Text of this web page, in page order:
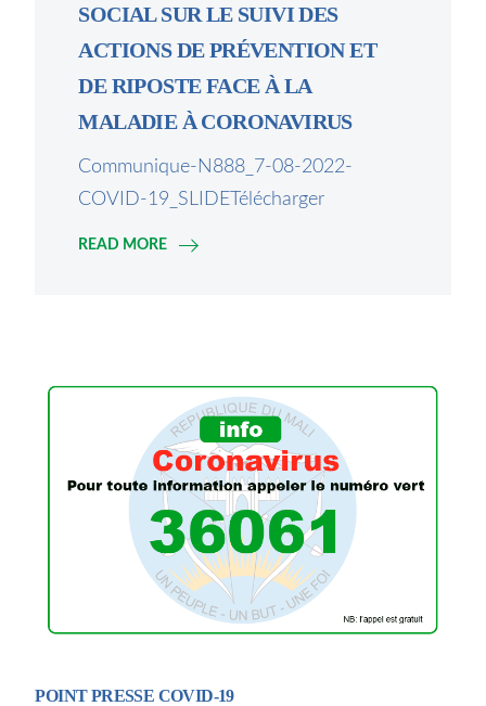
SOCIAL SUR LE SUIVI DES
ACTIONS DE PRÉVENTION ET
DE RIPOSTE FACE À LA
MALADIE À CORONAVIRUS
Communique-N888_7-08-2022-
COVID-19_SLIDETélécharger
READ MORE
POINT PRESSE COVID-19